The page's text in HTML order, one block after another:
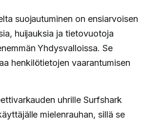
suojautuminen on ensiarvoisen
huijauksia ja tietovuotoja
Yhdysvalloissa. Se
henkilötietojen vaarantumisen
uhrille Surfshark
mielenrauhan, sillä se